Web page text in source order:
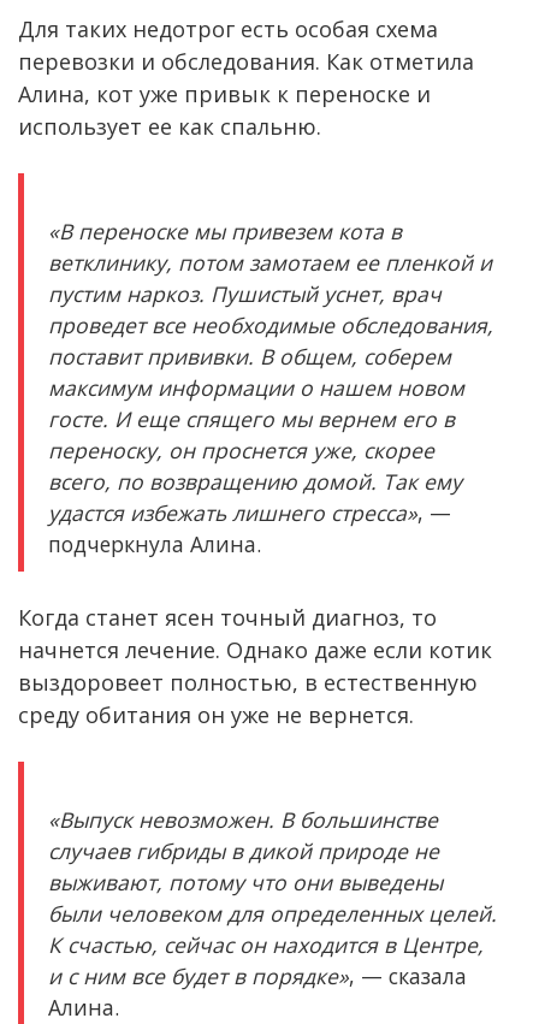
Для таких недотрог есть особая схема
перевозки и обследования. Как отметила
Алина, кот уже привык к переноске и
использует ее как спальню.
«В переноске мы привезем кота в
ветклинику, потом замотаем ее пленкой и
пустим наркоз. Пушистый уснет, врач
проведет все необходимые обследования,
поставит прививки. В общем, соберем
максимум информации о нашем новом
госте. И еще спящего мы вернем его в
переноску, он проснется уже, скорее
всего, по возвращению домой. Так ему
удастся избежать лишнего стресса», —
подчеркнула Алина.
Когда станет ясен точный диагноз, то
начнется лечение. Однако даже если котик
выздоровеет полностью, в естественную
среду обитания он уже не вернется.
«Выпуск невозможен. В большинстве
случаев гибриды в дикой природе не
выживают, потому что они выведены
были человеком для определенных целей.
К счастью, сейчас он находится в Центре,
и с ним все будет в порядке», — сказала
Алина.